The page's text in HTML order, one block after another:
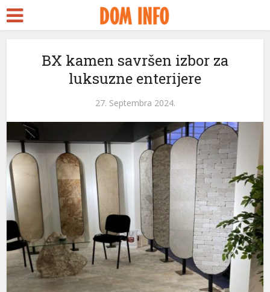
BX kamen savršen izbor za
luksuzne enterijere
27. Septembra 2024.